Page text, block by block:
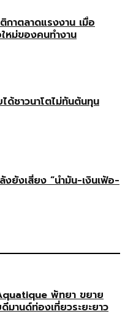
กระทบต่อสิ่งแวดล้อม Hydra
ตัวอย่างเป็นทางการในปี
มประสิทธิภาพการทำความ
บบมาเพื่อลดการใช้น้ำ
ระบบเศรษฐกิจหมุนเวียน
อบ แต่หัวใจสำคัญคือ
ตรฐานสูง ทั้งด้านความ
องผู้บริโภค นิโคลัส […]
กาตลาดแรงงาน เมื่อ
หม่ของคนทำงาน
ด้ชาวนาโตไม่ทันต้นทุน
ยังเสี่ยง “น้ำมัน-เงินเฟ้อ-
พัทยา ขยาย
านด์ท่องเที่ยวระยะยาว